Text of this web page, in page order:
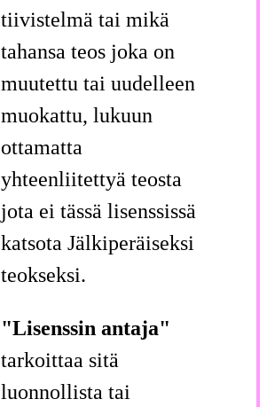
tiivistelmä tai mikä
tahansa teos joka on
muutettu tai uudelleen
muokattu, lukuun
ottamatta
yhteenliitettyä teosta
jota ei tässä lisenssissä
katsota Jälkiperäiseksi
teokseksi.
"Lisenssin antaja"
tarkoittaa sitä
luonnollista tai